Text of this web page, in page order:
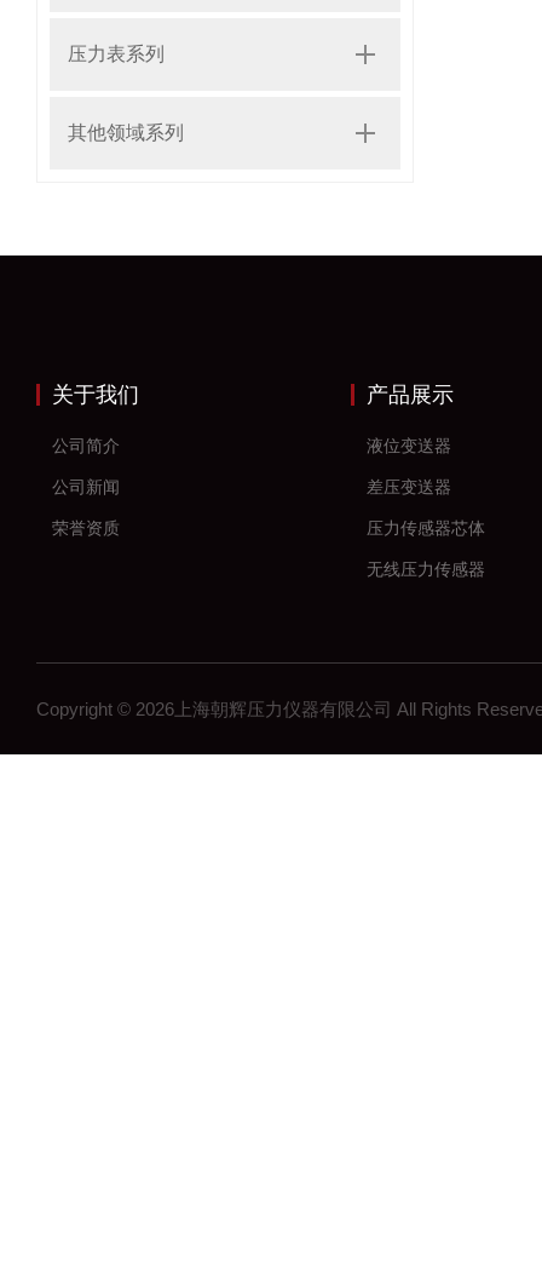
压力表系列
其他领域系列
关于我们
公司简介
公司新闻
荣誉资质
产品展示
液位变送器
差压变送器
压力传感器芯体
无线压力传感器
Copyright © 2026上海朝辉压力仪器有限公司 All Rights